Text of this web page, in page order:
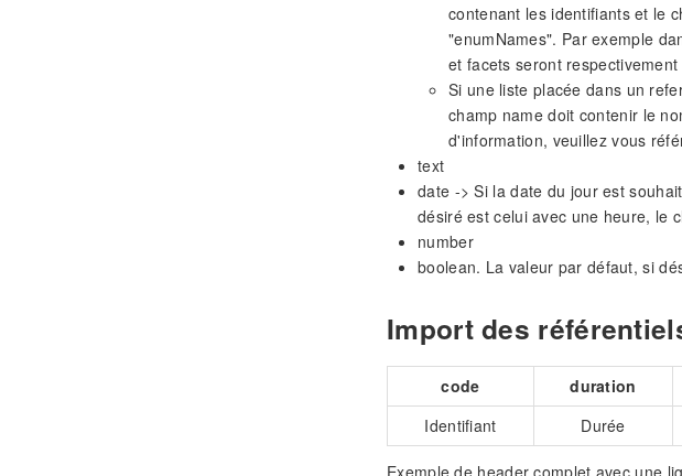
contenant les identifiants et le
"enumNames". Par exemple
et facets seront
Si une liste placée dans un
champ name doit contenir le
d'information, veuillez vous
text
date -> Si la date du jour est
désiré est celui avec une heure, le
number
boolean. La valeur par défaut, si
Import des
code duration
Identifiant
Durée
Exemple de header complet avec une